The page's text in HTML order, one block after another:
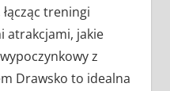
treningi
atrakcjami, jakie
z
Drawsko to idealna